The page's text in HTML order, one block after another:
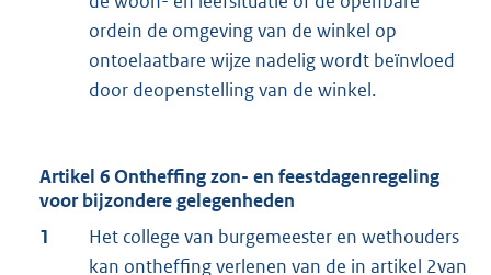
ordein de omgeving van de winkel op
ontoelaatbare wijze nadelig wordt beïnvloed
door deopenstelling van de winkel.
Artikel 6 Ontheffing zon- en feestdagenregeling
voor bijzondere gelegenheden
1
Het college van burgemeester en wethouders
kan ontheffing verlenen van de in artikel 2van